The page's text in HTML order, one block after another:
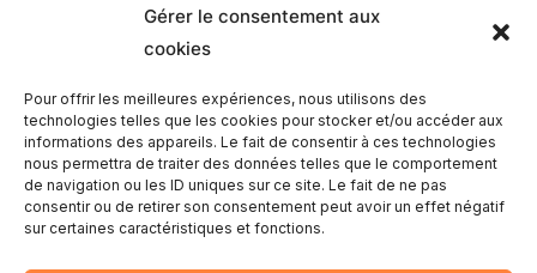
Gérer le consentement aux
cookies
Pour offrir les meilleures expériences, nous utilisons des
technologies telles que les cookies pour stocker et/ou accéder aux
informations des appareils. Le fait de consentir à ces technologies
nous permettra de traiter des données telles que le comportement
de navigation ou les ID uniques sur ce site. Le fait de ne pas
consentir ou de retirer son consentement peut avoir un effet négatif
sur certaines caractéristiques et fonctions.
Romain